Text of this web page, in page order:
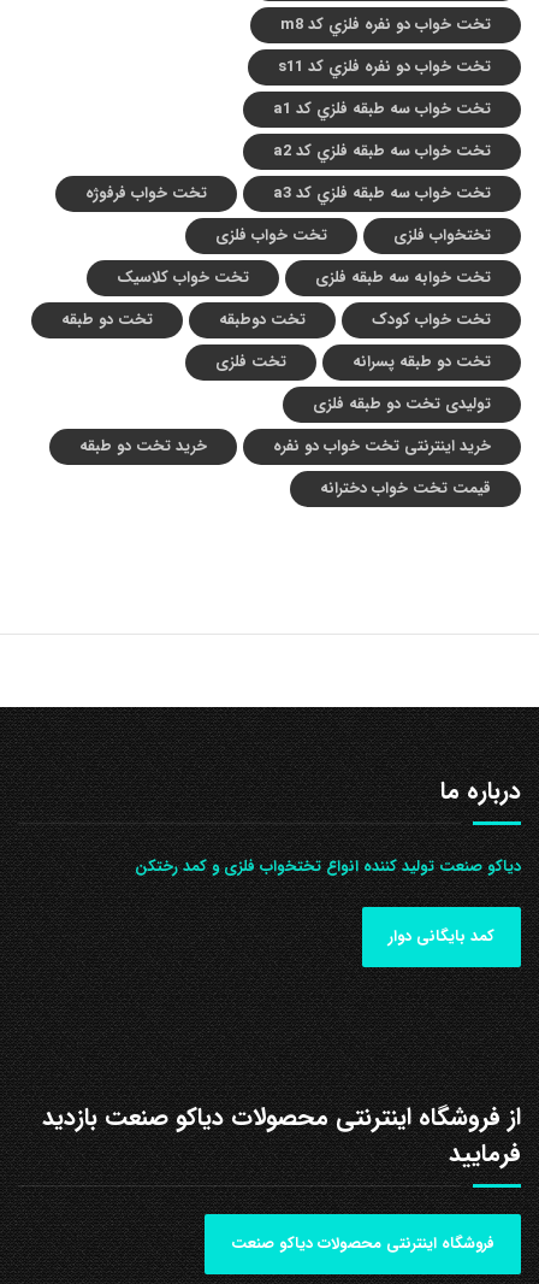
تخت خواب دو نفره فلزي کد m8
تخت خواب دو نفره فلزي کد s11
تخت خواب سه طبقه فلزي کد a1
تخت خواب سه طبقه فلزي کد a2
تخت خواب سه طبقه فلزي کد a3
تخت خواب فرفوژه
تختخواب فلزی
تخت خواب فلزی
تخت خوابه سه طبقه فلزی
تخت خواب کلاسیک
تخت خواب کودک
تخت دوطبقه
تخت دو طبقه
تخت دو طبقه پسرانه
تخت فلزی
تولیدی تخت دو طبقه فلزی
خرید اینترنتی تخت خواب دو نفره
خرید تخت دو طبقه
قیمت تخت خواب دخترانه
درباره ما
دیاکو صنعت تولید کننده انواع تختخواب فلزی و کمد رختکن
کمد بایگانی دوار
از فروشگاه اینترنتی محصولات دیاکو صنعت بازدید
فرمایید
فروشگاه اینترنتی محصولات دیاکو صنعت